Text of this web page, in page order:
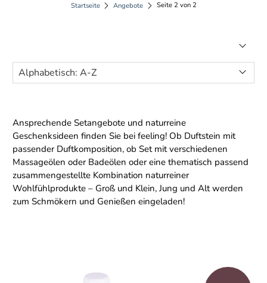
Startseite Angebote Seite 2 von 2
Ansprechende Setangebote und naturreine
Geschenksideen finden Sie bei feeling! Ob Duftstein mit
passender Duftkomposition, ob Set mit verschiedenen
Massageölen oder Badeölen oder eine thematisch passend
zusammengestellte Kombination naturreiner
Wohlfühlprodukte – Groß und Klein, Jung und Alt werden
zum Schmökern und Genießen eingeladen!